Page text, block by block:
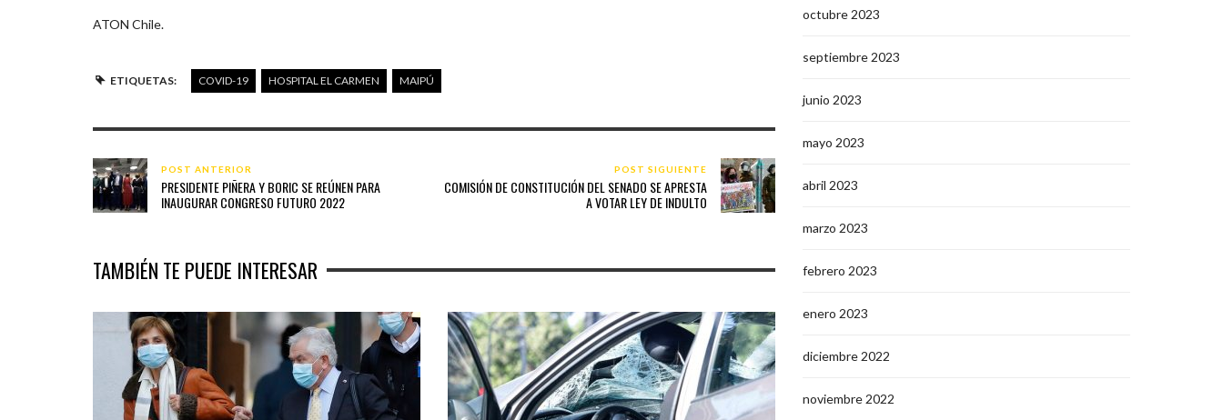
ATON Chile.
ETIQUETAS: COVID-19 HOSPITAL EL CARMEN MAIPÚ
POST ANTERIOR
PRESIDENTE PIÑERA Y BORIC SE REÚNEN PARA
INAUGURAR CONGRESO FUTURO 2022
POST SIGUIENTE
COMISIÓN DE CONSTITUCIÓN DEL SENADO SE APRESTA
A VOTAR LEY DE INDULTO
TAMBIÉN TE PUEDE INTERESAR
octubre 2023
septiembre 2023
junio 2023
mayo 2023
abril 2023
marzo 2023
febrero 2023
enero 2023
diciembre 2022
noviembre 2022